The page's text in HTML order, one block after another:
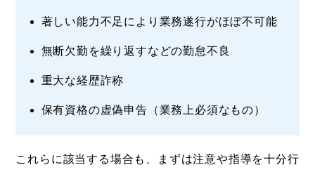
著しい能力不足により業務遂行がほぼ不可能
無断欠勤を繰り返すなどの勤怠不良
重大な経歴詐称
保有資格の虚偽申告（業務上必須なもの）
これらに該当する場合も、まずは注意や指導を十分行